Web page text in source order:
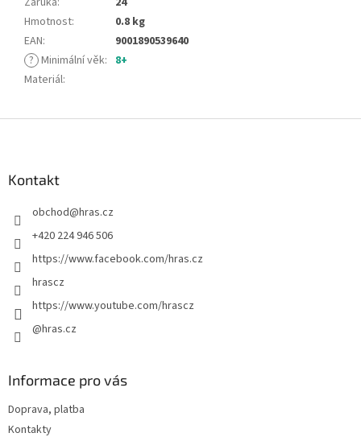
Hmotnost:
0.8 kg
EAN:
9001890539640
? Minimální věk: 8+
Materiál:
Kontakt
obchod@hras.cz
+420 224 946 506
https://www.facebook.com/hras.cz
hrascz
https://www.youtube.com/hrascz
@hras.cz
Informace pro vás
Doprava, platba
Kontakty